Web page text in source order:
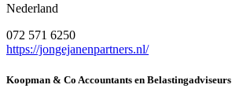
Nederland
072 571 6250
https://jongejanenpartners.nl/
Koopman & Co Accountants en Belastingadviseurs